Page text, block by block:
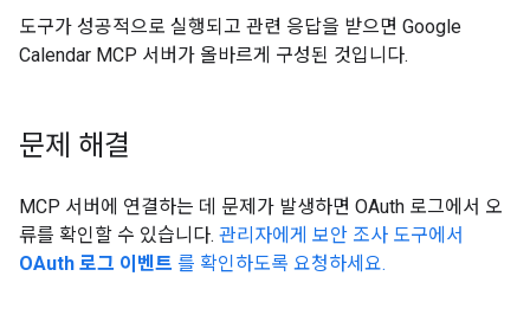
도구가 성공적으로 실행되고 관련 응답을 받으면 Google
Calendar MCP 서버가 올바르게 구성된 것입니다.
문제 해결
MCP 서버에 연결하는 데 문제가 발생하면 OAuth 로그에서 오
류를 확인할 수 있습니다. 관리자에게 보안 조사 도구에서
OAuth 로그 이벤트 를 확인하도록 요청하세요.